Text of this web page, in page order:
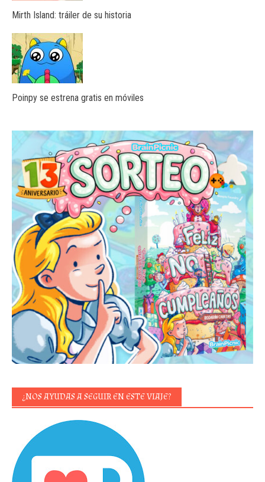
Mirth Island: tráiler de su historia
Poinpy se estrena gratis en móviles
¿NOS AYUDAS A SEGUIR EN ESTE VIAJE?